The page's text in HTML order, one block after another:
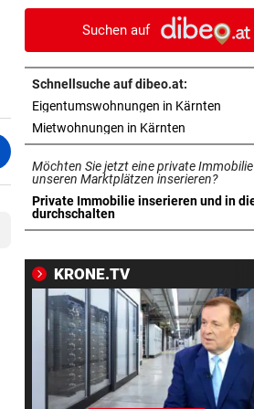
reagiert Spanien
FLUGHAFEN LEIPZIG vor
Das ist bisher über die
Sprengstoff-Drohne bekannt
JAHRELANG GEJAGT
Neuseelands tödlichste
„Nine Lives“ erlegt
EU IST ALARMIERT
Krise verstärkt
ÜBERRASCHENDER DÄMPFER vor
Zverev schimpft nach Aus:
schlechteste Match“
POLIZEI SUCHT ZEUGEN vor
Suchen auf
Schnellsuche auf dibeo.at:
Eigentumswohnungen in Kärnten
Mietwohnungen in Kärnten
Möchten Sie jetzt eine private
unseren Marktplätzen inserieren?
Private Immobilie inserieren und in
durchschalten
in neuem Tab öffnen
KRONE.TV